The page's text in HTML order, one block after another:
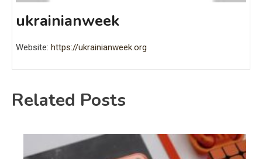
ukrainianweek
Website: https://ukrainianweek.org
Related Posts